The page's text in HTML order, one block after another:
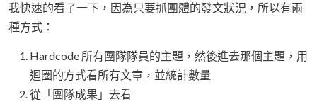
我快速的看了一下，因為只要抓團體的發文狀況，所以有兩
種方式：
Hardcode 所有團隊隊員的主題，然後進去那個主題，用
迴圈的方式看所有文章，並統計數量
從「團隊成果」去看